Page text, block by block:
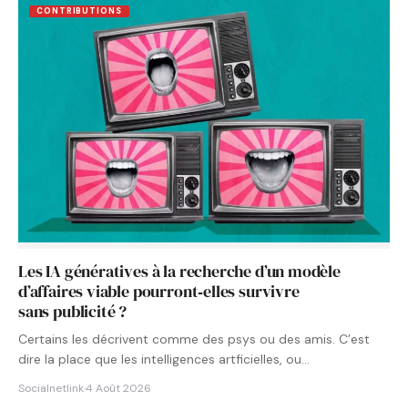
CONTRIBUTIONS
Les IA génératives à la recherche d’un modèle
d’affaires viable pourront‑elles survivre
sans publicité ?
Certains les décrivent comme des psys ou des amis. C’est
dire la place que les intelligences artficielles, ou…
Socialnetlink·4 Août 2026